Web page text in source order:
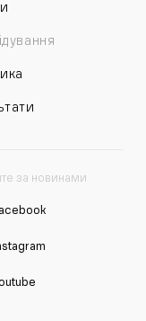
за новинами